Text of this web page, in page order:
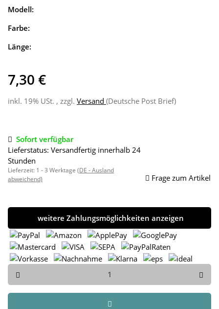
Modell:
Farbe:
Länge:
7,30 €
inkl. 19% USt. , zzgl. Versand (Deutsche Post Brief)
Sofort verfügbar
Lieferstatus: Versandfertig innerhalb 24
Stunden
Lieferzeit: 1 - 3 Werktage (DE - Ausland
abweichend)
Frage zum Artikel
weitere Zahlungsmöglichkeiten anzeigen